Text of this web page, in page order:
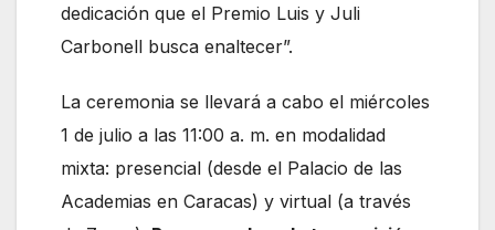
dedicación que el Premio Luis y Juli
Carbonell busca enaltecer”.
La ceremonia se llevará a cabo el miércoles
1 de julio a las 11:00 a. m. en modalidad
mixta: presencial (desde el Palacio de las
Academias en Caracas) y virtual (a través